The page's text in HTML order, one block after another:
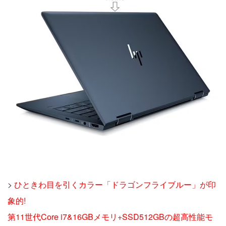
> ひときわ目を引くカラー「ドラゴンフライブルー」が印
象的!
第11世代Core i7&16GBメモリ+SSD512GBの超高性能モ